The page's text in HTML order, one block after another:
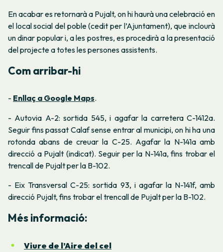
En acabar es retornarà a Pujalt, on hi haurà una celebració en
el local social del poble (cedit per l’Ajuntament), que inclourà
un dinar popular i, a les postres, es procedirà a la presentació
del projecte a totes les persones assistents.
Com arribar-hi
- Enllaç a Google Maps.
- Autovia A-2: sortida 545, i agafar la carretera C-1412a.
Seguir fins passat Calaf sense entrar al municipi, on hi ha una
rotonda abans de creuar la C-25. Agafar la N-141a amb
direcció a Pujalt (indicat). Seguir per la N-141a, fins trobar el
trencall de Pujalt per la B-102.
- Eix Transversal C-25: sortida 93, i agafar la N-141f, amb
direcció Pujalt, fins trobar el trencall de Pujalt per la B-102.
Més informació:
Viure de l’Aire del cel